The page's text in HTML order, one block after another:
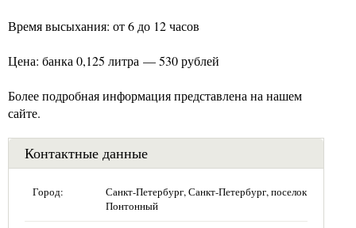
Время высыхания: от 6 до 12 часов
Цена: банка 0,125 литра — 530 рублей
Более подробная информация представлена на нашем
сайте.
Контактные данные
Город:
Санкт-Петербург, Санкт-Петербург, поселок
Понтонный